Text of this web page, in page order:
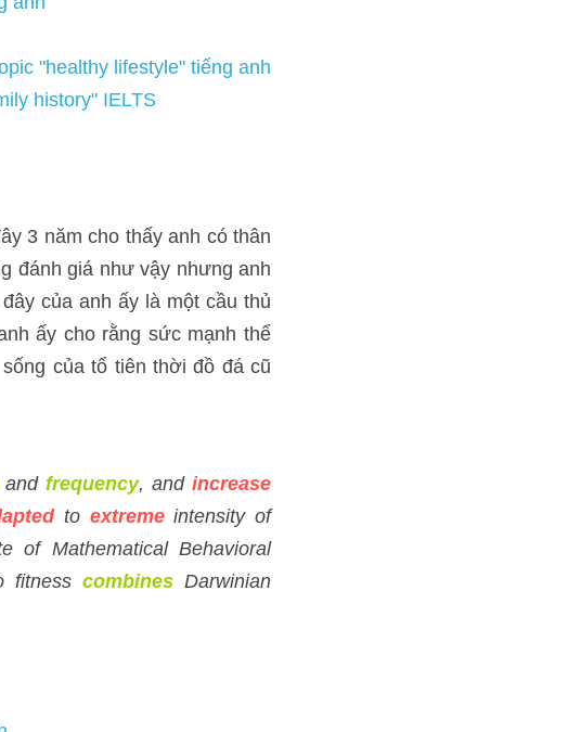
tiếng anh
thấy anh có thân hình của một
ấy biết mình đang có tình trạng
nghiệp có thể có liên quan đến nó,
lấy cảm hứng từ lối sống của tổ
His approach to fitness combines